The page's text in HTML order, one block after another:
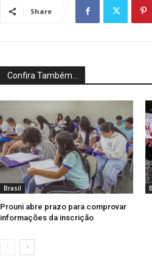
Share
Confira Também...
Brasil
Prouni abre prazo para comprovar
informações da inscrição